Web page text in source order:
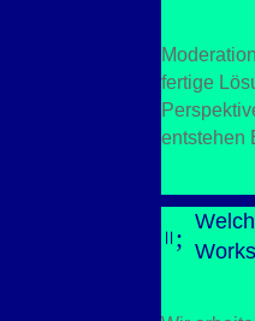
fertige
entstehen
=;